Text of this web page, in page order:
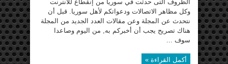
الظروف التى حدثت في سوريا من إنقطاع للأنترنت
وكل مظاهر الاتصالات ودعواتكم لأهل سوريا. قبل أن
نتحدث عن المجلة وعن مقالات العدد الجديد من المجلة
هناك تصريح يجب أن أخبركم به, من اليوم وصاعدا
سوف ...
أكمل القراءة »